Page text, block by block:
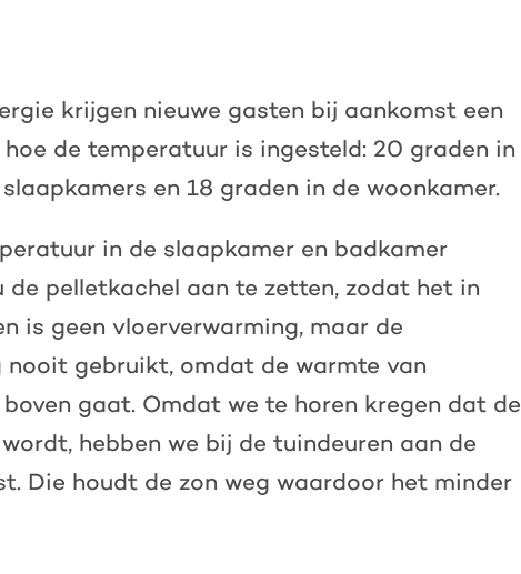
krijgen nieuwe gasten bij aankomst een
de temperatuur is ingesteld: 20 graden in
en 18 graden in de woonkamer.
in de slaapkamer en badkamer
de pelletkachel aan te zetten, zodat het in
is geen vloerverwarming, maar de
gebruikt, omdat de warmte van
gaat. Omdat we te horen kregen dat de
hebben we bij de tuindeuren aan de
Die houdt de zon weg waardoor het minder